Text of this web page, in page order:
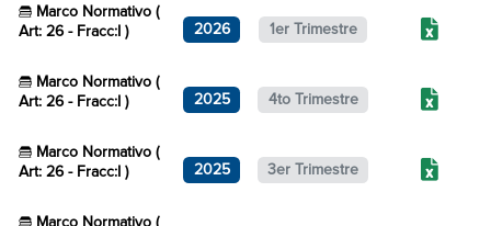
Marco Normativo (
Art: 26 - Fracc:I )
2026 1er Trimestre
Marco Normativo (
Art: 26 - Fracc:I )
2025 4to Trimestre
Marco Normativo (
Art: 26 - Fracc:I )
2025 3er Trimestre